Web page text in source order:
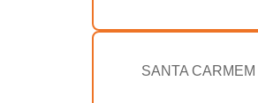
SANTA CARMEM